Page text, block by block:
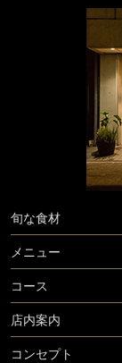
旬な食材
メニュー
コース
店内案内
コンセプト